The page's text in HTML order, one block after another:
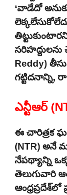
‘వాడేదో
సరిహద్దులను
Reddy)
గట్టిదనాన్ని,
ఎన్టీఆర్
ఈ చారిత్రక
(NTR) అనే
నేపథ్యాన్ని
తెలుగువారి
ఆంధ్రప్రదేశ్‌లో